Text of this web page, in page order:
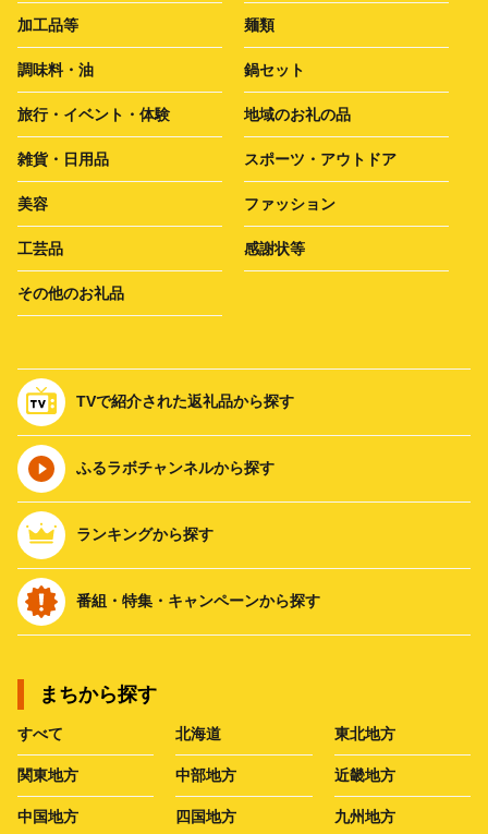
加工品等 麺類
調味料・油 鍋セット
旅行・イベント・体験 地域のお礼の品
雑貨・日用品 スポーツ・アウトドア
美容 ファッション
工芸品 感謝状等
その他のお礼品
TVで紹介された返礼品から探す
ふるラボチャンネルから探す
ランキングから探す
番組・特集・キャンペーンから探す
まちから探す
すべて 北海道 東北地方
関東地方 中部地方 近畿地方
中国地方 四国地方 九州地方